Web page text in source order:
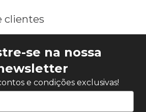
clientes
se na nossa
e condições exclusivas!